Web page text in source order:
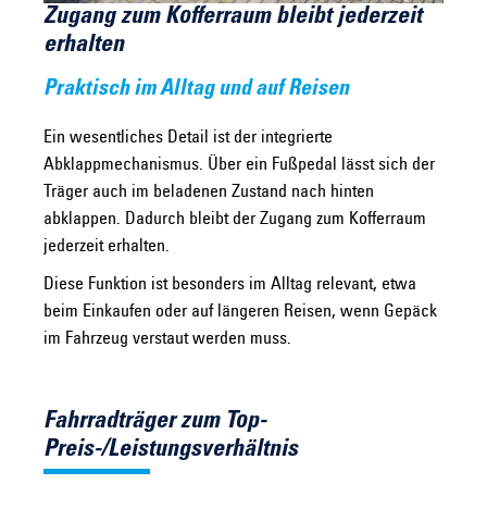
Zugang zum Kofferraum bleibt jederzeit
erhalten
Praktisch im Alltag und auf Reisen
Ein wesentliches Detail ist der integrierte
Abklappmechanismus. Über ein Fußpedal lässt sich der
Träger auch im beladenen Zustand nach hinten
abklappen. Dadurch bleibt der Zugang zum Kofferraum
jederzeit erhalten.
Diese Funktion ist besonders im Alltag relevant, etwa
beim Einkaufen oder auf längeren Reisen, wenn Gepäck
im Fahrzeug verstaut werden muss.
Fahrradträger zum Top-
Preis-/Leistungsverhältnis